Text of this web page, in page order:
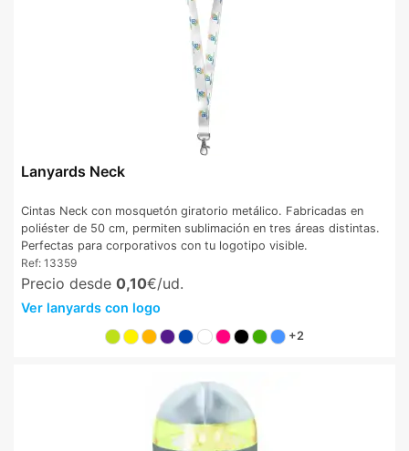
Lanyards Neck
Cintas Neck con mosquetón giratorio metálico. Fabricadas en
poliéster de 50 cm, permiten sublimación en tres áreas distintas.
Perfectas para corporativos con tu logotipo visible.
Ref: 13359
Precio desde 0,10€/ud.
Ver lanyards con logo
+2